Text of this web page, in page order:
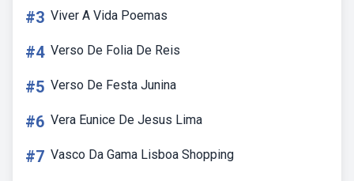
#3 Viver A Vida Poemas
#4 Verso De Folia De Reis
#5 Verso De Festa Junina
#6 Vera Eunice De Jesus Lima
#7 Vasco Da Gama Lisboa Shopping